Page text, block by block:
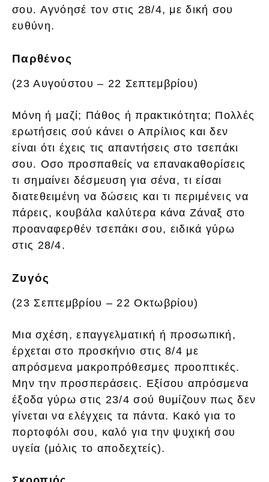
σου. Αγνόησέ τον στις 28/4, με δική σου
ευθύνη.
Παρθένος
(23 Αυγούστου – 22 Σεπτεμβρίου)
Μόνη ή μαζί; Πάθος ή πρακτικότητα; Πολλές
ερωτήσεις σού κάνει ο Απρίλιος και δεν
είναι ότι έχεις τις απαντήσεις στο τσεπάκι
σου. Οσο προσπαθείς να επανακαθορίσεις
τι σημαίνει δέσμευση για σένα, τι είσαι
διατεθειμένη να δώσεις και τι περιμένεις να
πάρεις, κουβάλα καλύτερα κάνα Ζάναξ στο
προαναφερθέν τσεπάκι σου, ειδικά γύρω
στις 28/4.
Ζυγός
(23 Σεπτεμβρίου – 22 Οκτωβρίου)
Μια σχέση, επαγγελματική ή προσωπική,
έρχεται στο προσκήνιο στις 8/4 με
απρόσμενα μακροπρόθεσμες προοπτικές.
Μην την προσπεράσεις. Εξίσου απρόσμενα
έξοδα γύρω στις 23/4 σού θυμίζουν πως δεν
γίνεται να ελέγχεις τα πάντα. Κακό για το
πορτοφόλι σου, καλό για την ψυχική σου
υγεία (μόλις το αποδεχτείς).